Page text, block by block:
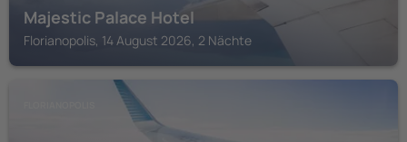
Majestic Palace Hotel
Florianopolis, 14 August 2026, 2 Nächte